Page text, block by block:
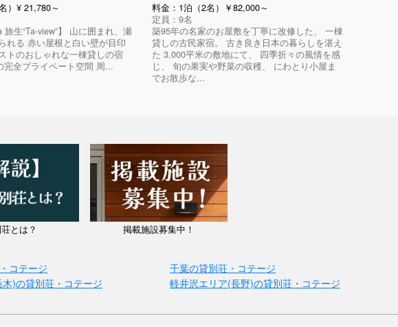
）¥ 21,780～
旅生“Ta-view”】 山に囲まれ、瀬
れる 赤い屋根と白い壁が目印
トのおしゃれな一棟貸しの宿
完全プライベート空間 周...
料金：1泊（2名）￥82,000～
定員：9名
築95年の名家のお屋敷を丁寧に改修した、 一棟
貸しの古民家宿。 古き良き日本の暮らしを湛え
た 3,000平米の敷地にて、 四季折々の風情を感
じ、 旬の果実や野菜の収穫、 にわとり小屋ま
でお散歩な...
とは？ 掲載施設募集中！
コテージ
千葉の貸別荘・コテージ
)の貸別荘・コテージ
軽井沢エリア(長野)の貸別荘・コテージ